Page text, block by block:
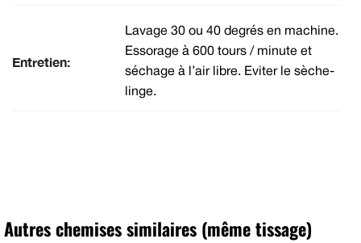
Entretien:
Lavage 30 ou 40 degrés en machine.
Essorage à 600 tours / minute et
séchage à l’air libre. Eviter le sèche-
linge.
Autres chemises similaires (même tissage)